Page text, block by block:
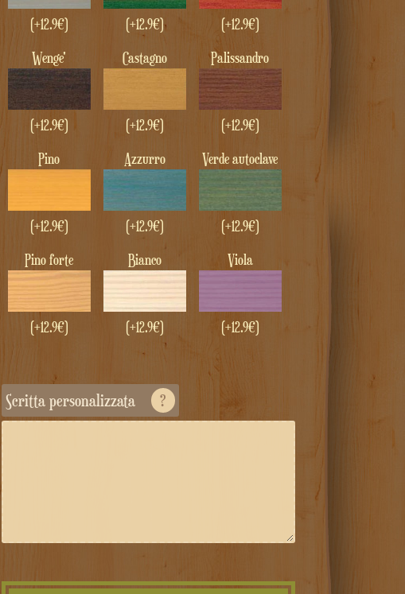
(+12.9€) (+12.9€)
(+12.9€)
Wenge'
(+12.9€)
Castagno
(+12.9€)
Palissandro
(+12.9€)
Pino
(+12.9€)
Azzurro
(+12.9€)
Verde autoclave
(+12.9€)
Pino forte
(+12.9€)
Bianco
(+12.9€)
Viola
(+12.9€)
Scritta personalizzata ?